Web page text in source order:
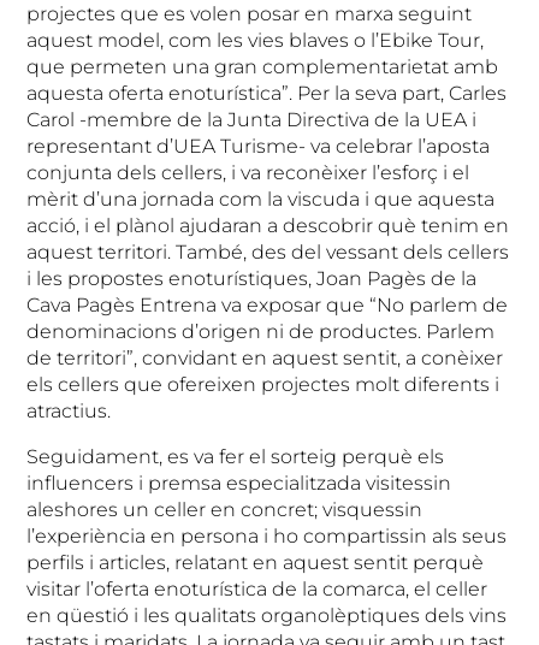
projectes que es volen posar en marxa seguint
aquest model, com les vies blaves o l’Ebike Tour,
que permeten una gran complementarietat amb
aquesta oferta enoturística”. Per la seva part, Carles
Carol -membre de la Junta Directiva de la UEA i
representant d’UEA Turisme- va celebrar l’aposta
conjunta dels cellers, i va reconèixer l’esforç i el
mèrit d’una jornada com la viscuda i que aquesta
acció, i el plànol ajudaran a descobrir què tenim en
aquest territori. També, des del vessant dels cellers
i les propostes enoturístiques, Joan Pagès de la
Cava Pagès Entrena va exposar que “No parlem de
denominacions d’origen ni de productes. Parlem
de territori”, convidant en aquest sentit, a conèixer
els cellers que ofereixen projectes molt diferents i
atractius.
Seguidament, es va fer el sorteig perquè els
influencers i premsa especialitzada visitessin
aleshores un celler en concret; visquessin
l’experiència en persona i ho compartissin als seus
perfils i articles, relatant en aquest sentit perquè
visitar l’oferta enoturística de la comarca, el celler
en qüestió i les qualitats organolèptiques dels vins